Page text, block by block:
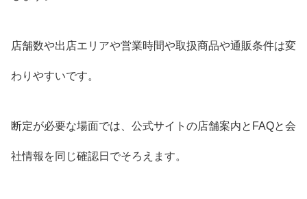
店舗数や出店エリアや営業時間や取扱商品や通販条件は変
わりやすいです。
断定が必要な場面では、公式サイトの店舗案内とFAQと会
社情報を同じ確認日でそろえます。